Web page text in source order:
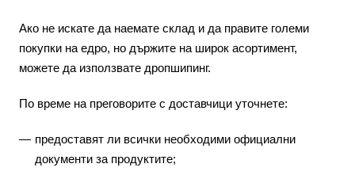
Ако не искате да наемате склад и да правите големи
покупки на едро, но държите на широк асортимент,
можете да използвате дропшипинг.
По време на преговорите с доставчици уточнете:
предоставят ли всички необходими официални
документи за продуктите;